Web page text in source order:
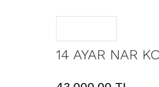
14 AYAR NAR